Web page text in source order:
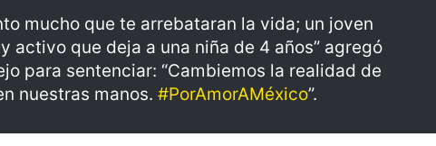
mucho que te arrebataran la vida; un joven
activo que deja a una niña de 4 años” agregó
para sentenciar: “Cambiemos la realidad de
nuestras manos. #PorAmorAMéxico”.